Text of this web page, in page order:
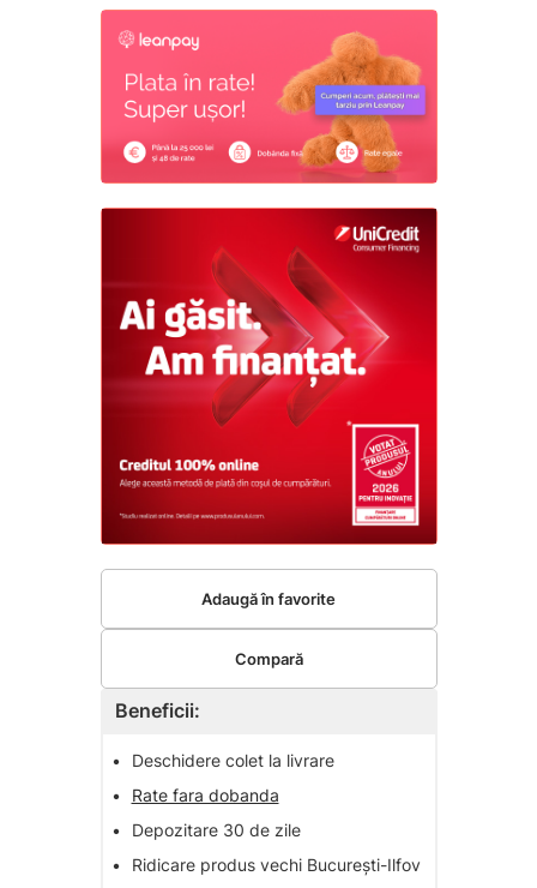
Beneficii:
•
Deschidere colet la livrare
•
Rate fara dobanda
•
Depozitare 30 de zile
•
Ridicare produs vechi București-Ilfov
Adaugă în favorite
Compară